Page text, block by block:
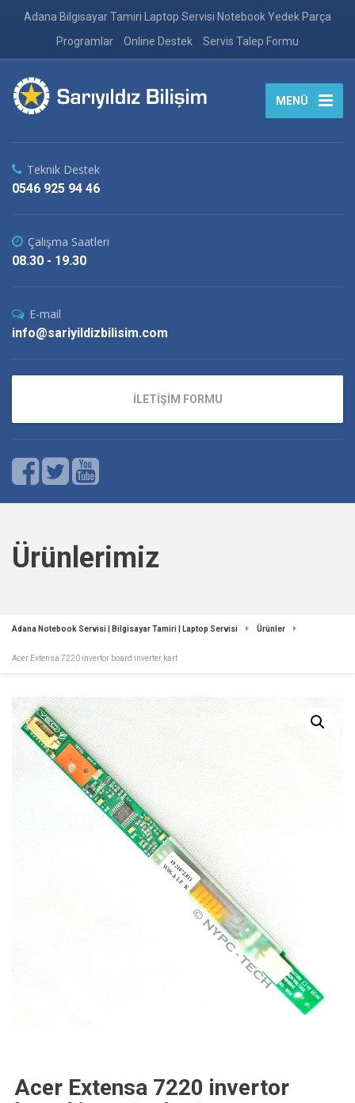
Adana Bilgisayar Tamiri Laptop Servisi Notebook Yedek Parça
Programlar
Online Destek Servis Talep Formu
MENÜ
Teknik Destek
0546 925 94 46
Çalışma Saatleri
08.30 - 19.30
E-mail
info@sariyildizbilisim.com
İLETİŞİM FORMU
Ürünlerimiz
Adana Notebook Servisi | Bilgisayar Tamiri | Laptop Servisi Ürünler
Acer Extensa 7220 invertor board inverter kart
Acer Extensa 7220 invertor